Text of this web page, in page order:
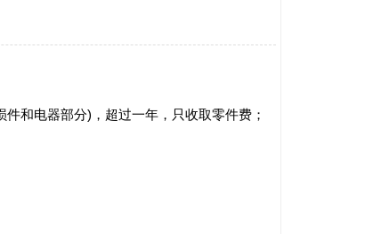
和电器部分)，超过一年，只收取零件费；